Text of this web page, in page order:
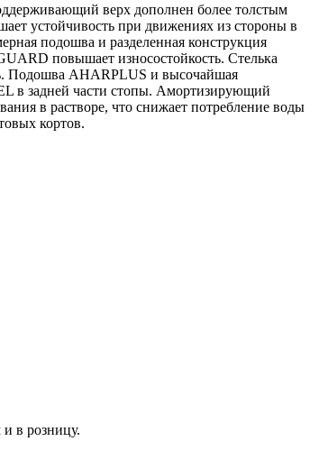
верх дополнен более толстым
устойчивость при движениях из стороны в
подошва и разделенная конструкция
повышает износостойкость. Стелька
Подошва AHARPLUS и высочайшая
в задней части стопы. Амортизирующий
в растворе, что снижает потребление воды
кортов.
в розницу.